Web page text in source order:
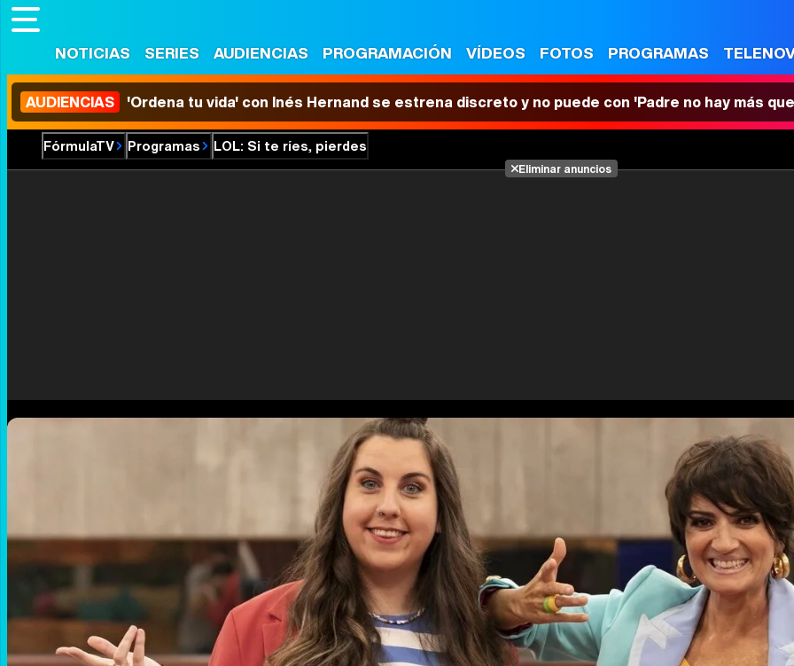
NOTICIAS SERIES AUDIENCIAS PROGRAMACIÓN VÍDEOS FOTOS PROGRAMAS
AUDIENCIAS 'Ordena tu vida' con Inés Hernand se estrena discreto y no puede con 'Padre no hay más
FórmulaTV Programas LOL: Si te ríes, pierdes
Eliminar anuncios